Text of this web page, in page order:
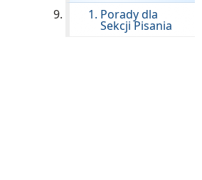
Porady dla
Sekcji Pisania